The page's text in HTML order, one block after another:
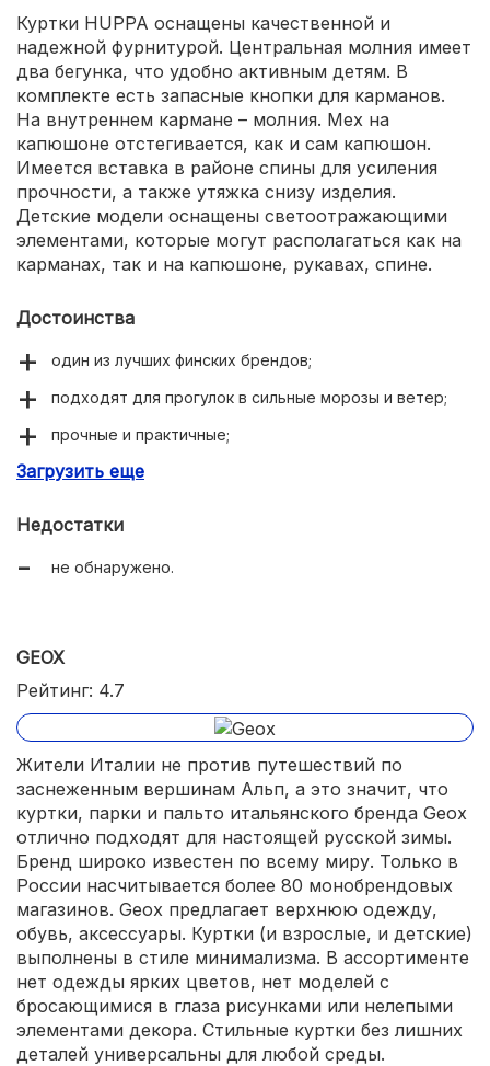
Куртки HUPPA оснащены качественной и
надежной фурнитурой. Центральная молния имеет
два бегунка, что удобно активным детям. В
комплекте есть запасные кнопки для карманов.
На внутреннем кармане – молния. Мех на
капюшоне отстегивается, как и сам капюшон.
Имеется вставка в районе спины для усиления
прочности, а также утяжка снизу изделия.
Детские модели оснащены светоотражающими
элементами, которые могут располагаться как на
карманах, так и на капюшоне, рукавах, спине.
Достоинства
один из лучших финских брендов;
подходят для прогулок в сильные морозы и ветер;
прочные и практичные;
имеют яркие расцветки;
манжеты с резинкой;
доступная стоимость.
Загрузить еще
Недостатки
не обнаружено.
GEOX
Рейтинг: 4.7
Жители Италии не против путешествий по
заснеженным вершинам Альп, а это значит, что
куртки, парки и пальто итальянского бренда Geox
отлично подходят для настоящей русской зимы.
Бренд широко известен по всему миру. Только в
России насчитывается более 80 монобрендовых
магазинов. Geox предлагает верхнюю одежду,
обувь, аксессуары. Куртки (и взрослые, и детские)
выполнены в стиле минимализма. В ассортименте
нет одежды ярких цветов, нет моделей с
бросающимися в глаза рисунками или нелепыми
элементами декора. Стильные куртки без лишних
деталей универсальны для любой среды.